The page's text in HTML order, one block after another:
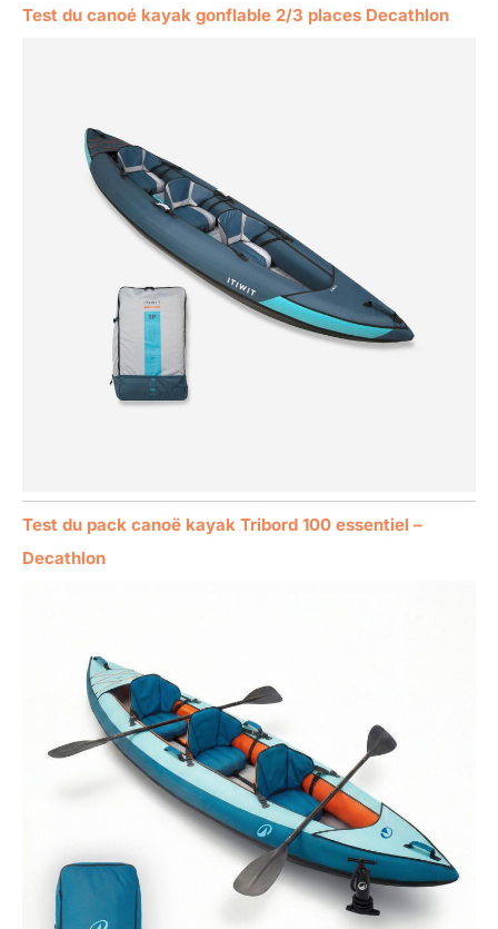
Test du canoé kayak gonflable 2/3 places Decathlon
Test du pack canoë kayak Tribord 100 essentiel –
Decathlon